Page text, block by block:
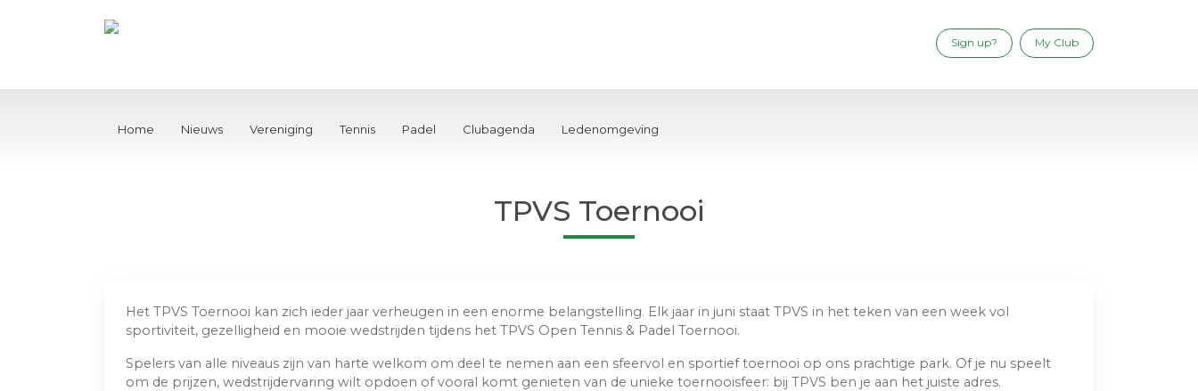
My Club
Sign up?
Home Nieuws Vereniging Tennis Padel Clubagenda Ledenomgeving
TPVS Toernooi
Het TPVS Toernooi kan zich ieder jaar verheugen in een enorme belangstelling. Elk jaar in juni staat TPVS in het teken van een week vol
sportiviteit, gezelligheid en mooie wedstrijden tijdens het TPVS Open Tennis & Padel Toernooi.
Spelers van alle niveaus zijn van harte welkom om deel te nemen aan een sfeervol en sportief toernooi op ons prachtige park. Of je nu speelt
om de prijzen, wedstrijdervaring wilt opdoen of vooral komt genieten van de unieke toernooisfeer: bij TPVS ben je aan het juiste adres.